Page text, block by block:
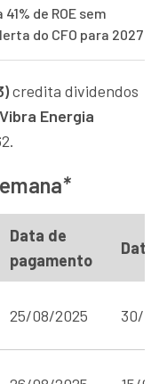
de ROE sem
do CFO para 2027
credita dividendos
Vibra Energia
*
Data de
pagamento
25/08/2025 30/